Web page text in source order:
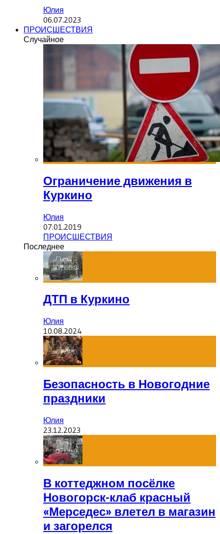
Юлия
06.07.2023
ПРОИСШЕСТВИЯ
Случайное
Ограничение движения в
Куркино
Юлия
07.01.2019
ПРОИСШЕСТВИЯ
Последнее
ДТП в Куркино
Юлия
10.08.2024
Безопасность в Новогодние
праздники
Юлия
23.12.2023
В коттеджном посёлке
Новогорск-клаб красный
«Мерседес» влетел в магазин
и загорелся